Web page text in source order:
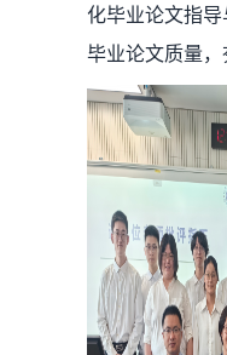
化毕业论文指
毕业论文质量，